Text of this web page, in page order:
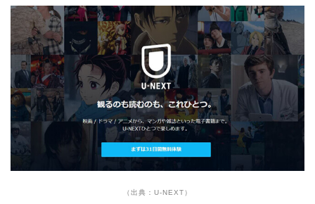
（出典：U-NEXT）